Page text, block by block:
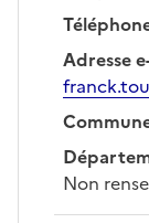
Adresse
Non